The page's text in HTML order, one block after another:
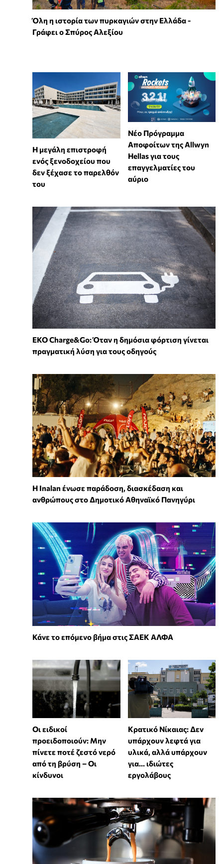
Όλη η ιστορία των πυρκαγιών στην Ελλάδα -
Γράφει ο Σπύρος Αλεξίου
Η μεγάλη επιστροφή
ενός ξενοδοχείου που
δεν ξέχασε το παρελθόν
του
Νέο Πρόγραμμα
Αποφοίτων της Allwyn
Hellas για τους
επαγγελματίες του
αύριο
EKO Charge&Go: Όταν η δημόσια φόρτιση γίνεται
πραγματική λύση για τους οδηγούς
Η Inalan ένωσε παράδοση, διασκέδαση και
ανθρώπους στο Δημοτικό Αθηναϊκό Πανηγύρι
Κάνε το επόμενο βήμα στις ΣΑΕΚ ΑΛΦΑ
Οι ειδικοί
προειδοποιούν: Μην
πίνετε ποτέ ζεστό νερό
από τη βρύση – Οι
κίνδυνοι
Κρατικό Νίκαιας: Δεν
υπάρχουν λεφτά για
υλικά, αλλά υπάρχουν
για... ιδιώτες
εργολάβους